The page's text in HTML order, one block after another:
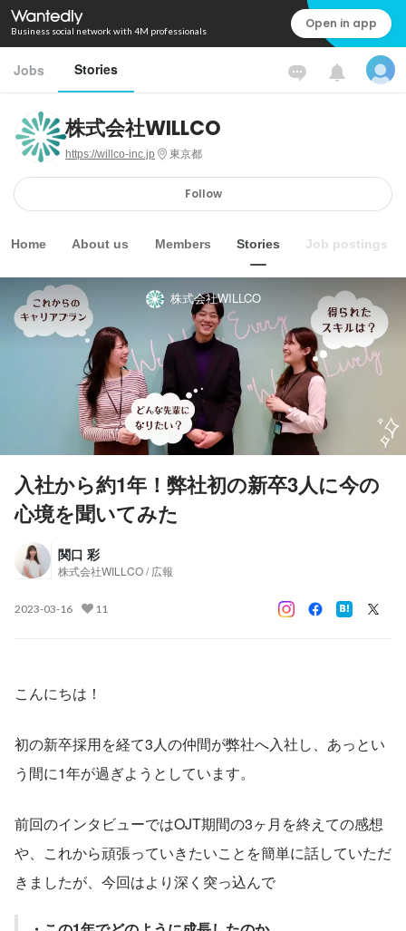
Business social network with 4M professionals Open in app
Jobs Stories
株式会社WILLCO
https://willco-inc.jp 東京都
Follow
Home About us Members Stories Job postings
株式会社WILLCO
入社から約1年！弊社初の新卒3人に今の
心境を聞いてみた
関口 彩
株式会社WILLCO / 広報
2023-03-16 11
こんにちは！
初の新卒採用を経て3人の仲間が弊社へ入社し、あっとい
う間に1年が過ぎようとしています。
前回のインタビューではOJT期間の3ヶ月を終えての感想
や、これから頑張っていきたいことを簡単に話していただ
きましたが、今回はより深く突っ込んで